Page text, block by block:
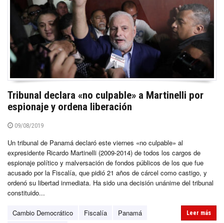
Tribunal declara «no culpable» a Martinelli por
espionaje y ordena liberación
09/08/2019
Un tribunal de Panamá declaró este viernes «no culpable» al
expresidente Ricardo Martinelli (2009-2014) de todos los cargos de
espionaje político y malversación de fondos públicos de los que fue
acusado por la Fiscalía, que pidió 21 años de cárcel como castigo, y
ordenó su libertad inmediata. Ha sido una decisión unánime del tribunal
constituido...
Cambio Democrático Fiscalía
Panamá
Leer más